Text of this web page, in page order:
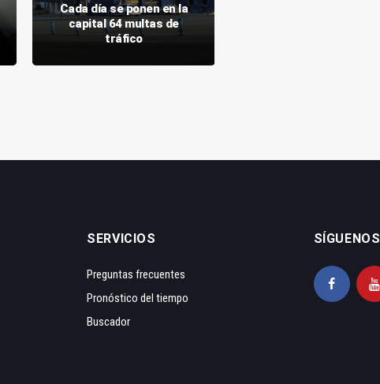
Cada día se ponen en la
capital 64 multas de
tráfico
SERVICIOS
Preguntas frecuentes
Pronóstico del tiempo
Buscador
SÍGUENOS